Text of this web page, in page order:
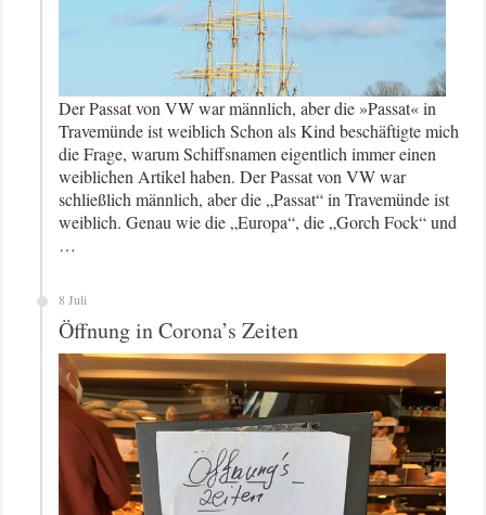
Der Passat von VW war männlich, aber die »Passat« in
Travemünde ist weiblich Schon als Kind beschäftigte mich
die Frage, warum Schiffsnamen eigentlich immer einen
weiblichen Artikel haben. Der Passat von VW war
schließlich männlich, aber die „Passat“ in Travemünde ist
weiblich. Genau wie die „Europa“, die „Gorch Fock“ und
…
8 Juli
Öffnung in Corona’s Zeiten